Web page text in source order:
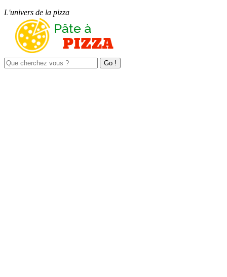
L'univers de la pizza